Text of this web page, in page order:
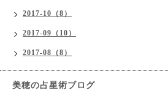
2017-10（8）
2017-09（10）
2017-08（8）
美穂の占星術ブログ